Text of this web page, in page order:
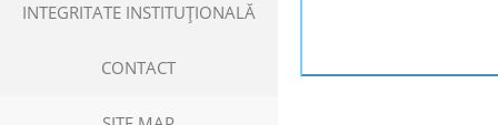
INTEGRITATE INSTITUŢIONALĂ
CONTACT